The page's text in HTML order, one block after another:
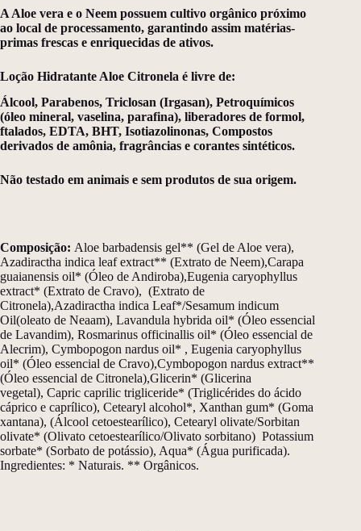
A Aloe vera e o Neem possuem cultivo orgânico próximo
ao local de processamento, garantindo assim matérias-
primas frescas e enriquecidas de ativos.
Loção Hidratante Aloe Citronela é livre de:
Álcool, Parabenos, Triclosan (Irgasan), Petroquímicos
(óleo mineral, vaselina, parafina), liberadores de formol,
ftalados, EDTA, BHT, Isotiazolinonas, Compostos
derivados de amônia, fragrâncias e corantes sintéticos.
Não testado em animais e sem produtos de sua origem.
Composição: Aloe barbadensis gel** (Gel de Aloe vera),
Azadiractha indica leaf extract** (Extrato de Neem),Carapa
guaianensis oil* (Óleo de Andiroba),Eugenia caryophyllus
extract* (Extrato de Cravo), (Extrato de
Citronela),Azadiractha indica Leaf*/Sesamum indicum
Oil(oleato de Neaam), Lavandula hybrida oil* (Óleo essencial
de Lavandim), Rosmarinus officinallis oil* (Óleo essencial de
Alecrim), Cymbopogon nardus oil* , Eugenia caryophyllus
oil* (Óleo essencial de Cravo),Cymbopogon nardus extract**
(Óleo essencial de Citronela),Glicerin* (Glicerina
vegetal), Capric caprilic trigliceride* (Triglicérides do ácido
cáprico e caprílico), Cetearyl alcohol*, Xanthan gum* (Goma
xantana), (Álcool cetoestearílico), Cetearyl olivate/Sorbitan
olivate* (Olivato cetoestearílico/Olivato sorbitano) Potassium
sorbate* (Sorbato de potássio), Aqua* (Água purificada).
Ingredientes: * Naturais. ** Orgânicos.